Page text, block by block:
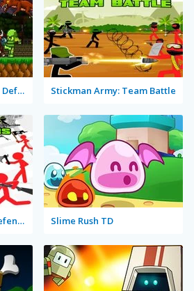
Mini Guardians: Castle Defense Stickman Army: Team Battle
Stickman Army: The Defenders Slime Rush TD